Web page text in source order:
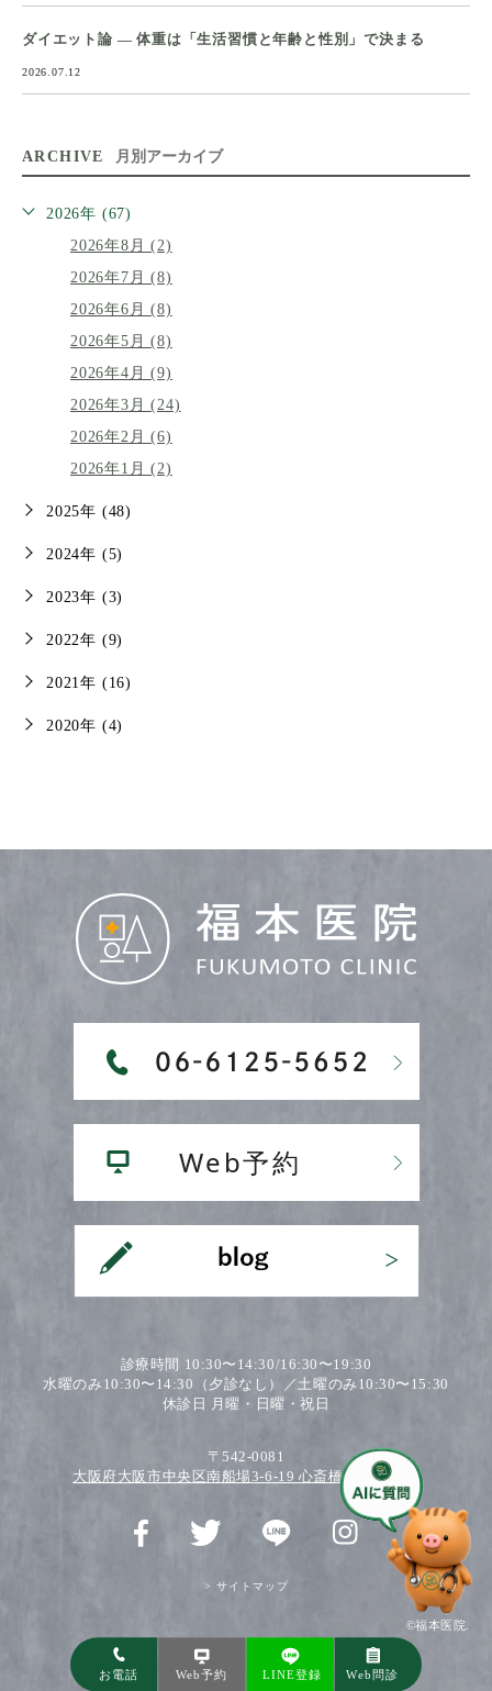
ダイエット論 ― 体重は「生活習慣と年齢と性別」で決まる
2026.07.12
ARCHIVE 月別アーカイブ
2026年 (67)
2026年8月 (2)
2026年7月 (8)
2026年6月 (8)
2026年5月 (8)
2026年4月 (9)
2026年3月 (24)
2026年2月 (6)
2026年1月 (2)
2025年 (48)
2024年 (5)
2023年 (3)
2022年 (9)
2021年 (16)
2020年 (4)
診療時間 10:30〜14:30/16:30〜19:30
水曜のみ10:30〜14:30（夕診なし）／土曜のみ10:30〜15:30
休診日 月曜・日曜・祝日
〒542-0081
大阪府大阪市中央区南船場3-6-19 心斎橋ワダビル2F
> サイトマップ
©福本医院.